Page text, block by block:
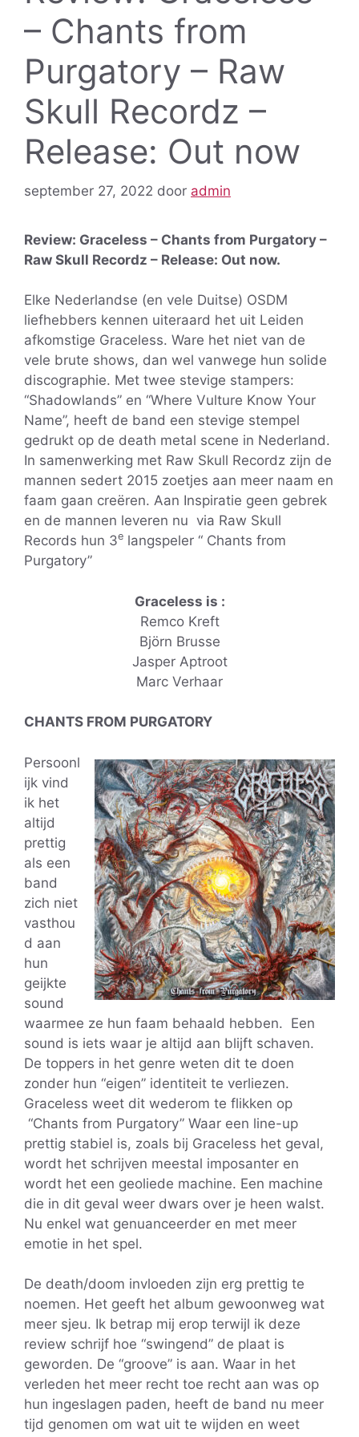
– Chants from
Purgatory – Raw
Skull Recordz –
Release: Out now
september 27, 2022 door admin
Review: Graceless – Chants from Purgatory –
Raw Skull Recordz – Release: Out now.
Elke Nederlandse (en vele Duitse) OSDM
liefhebbers kennen uiteraard het uit Leiden
afkomstige Graceless. Ware het niet van de
vele brute shows, dan wel vanwege hun solide
discographie. Met twee stevige stampers:
“Shadowlands” en “Where Vulture Know Your
Name”, heeft de band een stevige stempel
gedrukt op de death metal scene in Nederland.
In samenwerking met Raw Skull Recordz zijn de
mannen sedert 2015 zoetjes aan meer naam en
faam gaan creëren. Aan Inspiratie geen gebrek
en de mannen leveren nu via Raw Skull
Records hun 3e langspeler “ Chants from
Purgatory”
Graceless is :
Remco Kreft
Björn Brusse
Jasper Aptroot
Marc Verhaar
CHANTS FROM PURGATORY
Persoonl
ijk vind
ik het
altijd
prettig
als een
band
zich niet
vasthou
d aan
hun
geijkte
sound
waarmee ze hun faam behaald hebben. Een
sound is iets waar je altijd aan blijft schaven.
De toppers in het genre weten dit te doen
zonder hun “eigen” identiteit te verliezen.
Graceless weet dit wederom te flikken op
“Chants from Purgatory” Waar een line-up
prettig stabiel is, zoals bij Graceless het geval,
wordt het schrijven meestal imposanter en
wordt het een geoliede machine. Een machine
die in dit geval weer dwars over je heen walst.
Nu enkel wat genuanceerder en met meer
emotie in het spel.
De death/doom invloeden zijn erg prettig te
noemen. Het geeft het album gewoonweg wat
meer sjeu. Ik betrap mij erop terwijl ik deze
review schrijf hoe “swingend” de plaat is
geworden. De “groove” is aan. Waar in het
verleden het meer recht toe recht aan was op
hun ingeslagen paden, heeft de band nu meer
tijd genomen om wat uit te wijden en weet